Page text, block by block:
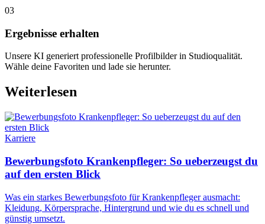
03
Ergebnisse erhalten
Unsere KI generiert professionelle Profilbilder in Studioqualität.
Wähle deine Favoriten und lade sie herunter.
Weiterlesen
Karriere
Bewerbungsfoto Krankenpfleger: So ueberzeugst du
auf den ersten Blick
Was ein starkes Bewerbungsfoto für Krankenpfleger ausmacht:
Kleidung, Körpersprache, Hintergrund und wie du es schnell und
günstig umsetzt.